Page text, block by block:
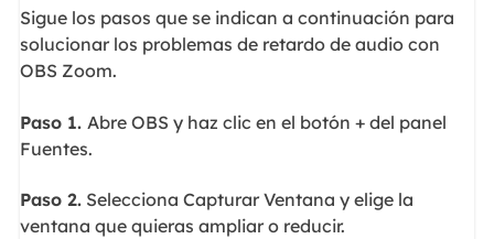
Sigue los pasos que se indican a continuación para
solucionar los problemas de retardo de audio con
OBS Zoom.
Paso 1. Abre OBS y haz clic en el botón + del panel
Fuentes.
Paso 2.Selecciona Capturar Ventana y elige la
ventana que quieras ampliar o reducir.